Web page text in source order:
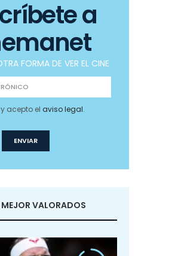
a
FORMA DE VER EL CINE
y acepto elaviso legal.
MEJOR VALORADOS